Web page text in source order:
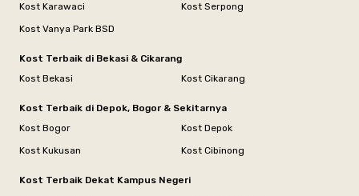
Kost Karawaci
Kost Serpong
Kost Vanya Park BSD
Kost Terbaik di Bekasi & Cikarang
Kost Bekasi
Kost Cikarang
Kost Terbaik di Depok, Bogor & Sekitarnya
Kost Bogor
Kost Depok
Kost Kukusan
Kost Cibinong
Kost Terbaik Dekat Kampus Negeri